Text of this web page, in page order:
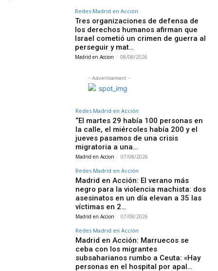
Redes Madrid en Acción
Tres organizaciones de defensa de
los derechos humanos afirman que
Israel cometió un crimen de guerra al
perseguir y mat…
Madrid en Accion - 08/08/2026
- Advertisement -
Redes Madrid en Acción
“El martes 29 había 100 personas en
la calle, el miércoles había 200 y el
jueves pasamos de una crisis
migratoria a una…
Madrid en Accion - 07/08/2026
Redes Madrid en Acción
Madrid en Acción: El verano más
negro para la violencia machista: dos
asesinatos en un día elevan a 35 las
víctimas en 2…
Madrid en Accion - 07/08/2026
Redes Madrid en Acción
Madrid en Acción: Marruecos se
ceba con los migrantes
subsaharianos rumbo a Ceuta: «Hay
personas en el hospital por apal…